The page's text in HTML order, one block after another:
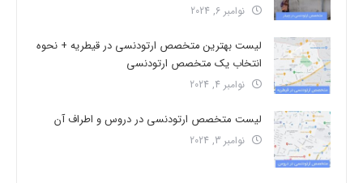
نوامبر 6, 2024
لیست بهترین متخصص ارتودنسی در قیطریه + نحوه
انتخاب یک متخصص ارتودنسی
نوامبر 4, 2024
لیست متخصص ارتودنسی در دروس و اطراف آن
نوامبر 3, 2024